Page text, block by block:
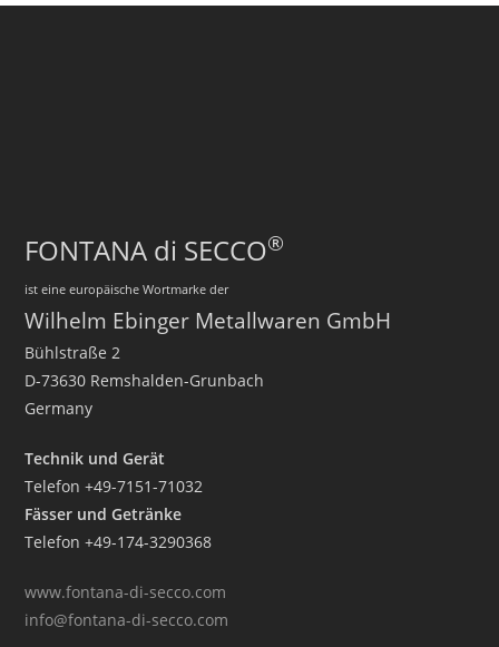
FONTANA di SECCO®
ist eine europäische Wortmarke der
Wilhelm Ebinger Metallwaren GmbH
Bühlstraße 2
D-73630 Remshalden-Grunbach
Germany
Technik und Gerät
Telefon +49-7151-71032
Fässer und Getränke
Telefon +49-174-3290368
www.fontana-di-secco.com
info@fontana-di-secco.com